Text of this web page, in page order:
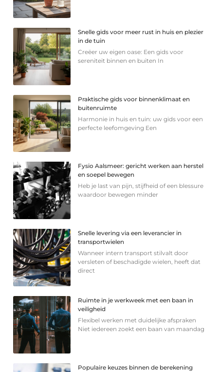
Snelle gids voor meer rust in huis en plezier
in de tuin
Creëer uw eigen oase: Een gids voor
sereniteit binnen en buiten In
Praktische gids voor binnenklimaat en
buitenruimte
Harmonie in huis en tuin: uw gids voor een
perfecte leefomgeving Een
Fysio Aalsmeer: gericht werken aan herstel
en soepel bewegen
Heb je last van pijn, stijfheid of een blessure
waardoor bewegen minder
Snelle levering via een leverancier in
transportwielen
Wanneer intern transport stilvalt door
versleten of beschadigde wielen, heeft dat
direct
Ruimte in je werkweek met een baan in
veiligheid
Flexibel werken met duidelijke afspraken
Niet iedereen zoekt een baan van maandag
Populaire keuzes binnen de berekening